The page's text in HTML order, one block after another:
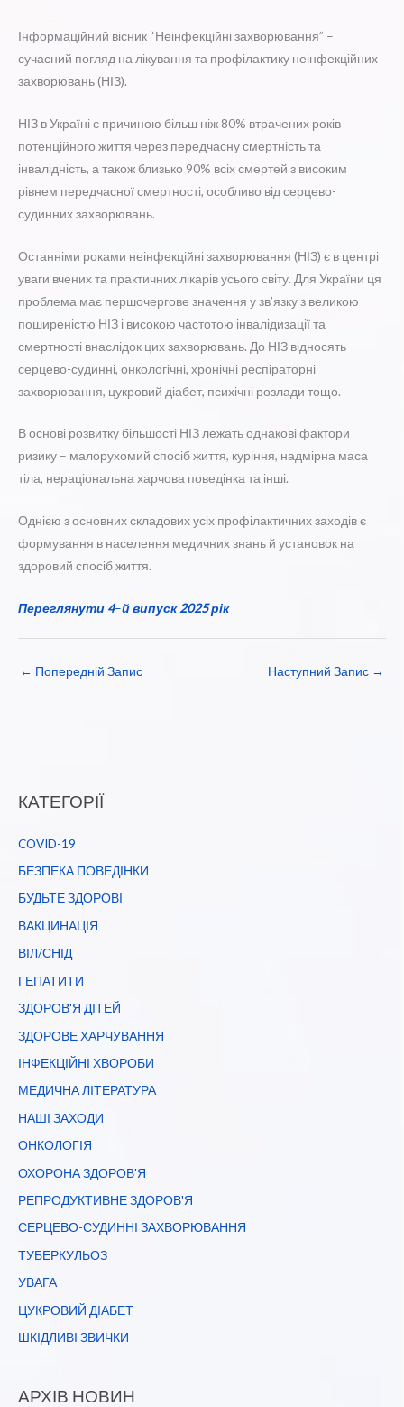
Інформаційний вісник “Неінфекційні захворювання” –
сучасний погляд на лікування та профілактику неінфекційних
захворювань (НІЗ).
НІЗ в Україні є причиною більш ніж 80% втрачених років
потенційного життя через передчасну смертність та
інвалідність, а також близько 90% всіх смертей з високим
рівнем передчасної смертності, особливо від серцево-
судинних захворювань.
Останніми роками неінфекційні захворювання (НІЗ) є в центрі
уваги вчених та практичних лікарів усього світу. Для України ця
проблема має першочергове значення у зв’язку з великою
поширеністю НІЗ і високою частотою інвалідизації та
смертності внаслідок цих захворювань. До НІЗ відносять –
серцево-судинні, онкологічні, хронічні респіраторні
захворювання, цукровий діабет, психічні розлади тощо.
В основі розвитку більшості НІЗ лежать однакові фактори
ризику – малорухомий спосібжиття, куріння, надмірна маса
тіла, нераціональна харчова поведінка та інші.
Однією з основних складових усіх профілактичних заходів є
формування в населення медичних знань й установок на
здоровий спосіб життя.
Переглянути 4–й випуск 2025 рік
← Попередній Запис Наступний Запис →
КАТЕГОРІЇ
COVID-19
БЕЗПЕКА ПОВЕДІНКИ
БУДЬТЕ ЗДОРОВІ
ВАКЦИНАЦІЯ
ВІЛ/СНІД
ГЕПАТИТИ
ЗДОРОВ'Я ДІТЕЙ
ЗДОРОВЕ ХАРЧУВАННЯ
ІНФЕКЦІЙНІ ХВОРОБИ
МЕДИЧНА ЛІТЕРАТУРА
НАШІ ЗАХОДИ
ОНКОЛОГІЯ
ОХОРОНА ЗДОРОВ'Я
РЕПРОДУКТИВНЕ ЗДОРОВ'Я
СЕРЦЕВО-СУДИННІ ЗАХВОРЮВАННЯ
ТУБЕРКУЛЬОЗ
УВАГА
ЦУКРОВИЙ ДІАБЕТ
ШКІДЛИВІ ЗВИЧКИ
АРХІВ НОВИН